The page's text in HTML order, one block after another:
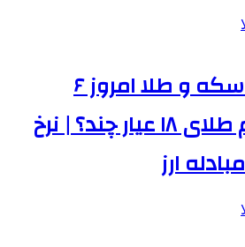
جدیدترین قیمت سکه و طلا امروز ۶
فروردین ؛ هر گرم طلای ۱۸ عیار چند؟ | نرخ
ارز